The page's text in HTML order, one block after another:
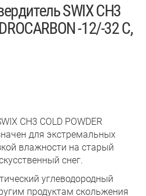
SWIX CH3
-12/-32 C,
CH3 COLD POWDER
для экстремальных
влажности на старый
снег.
углеводородный
продуктам скольжения